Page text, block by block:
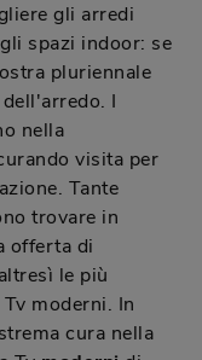
gli arredi
spazi indoor: se
pluriennale
I
nella
visita per
Tante
trovare in
offerta di
le più
moderni. In
cura nella